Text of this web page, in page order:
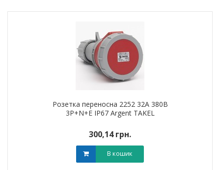
Розетка переносна 2252 32А 380В
3Р+N+Е IP67 Argent TAKEL
300,14 грн.
В кошик